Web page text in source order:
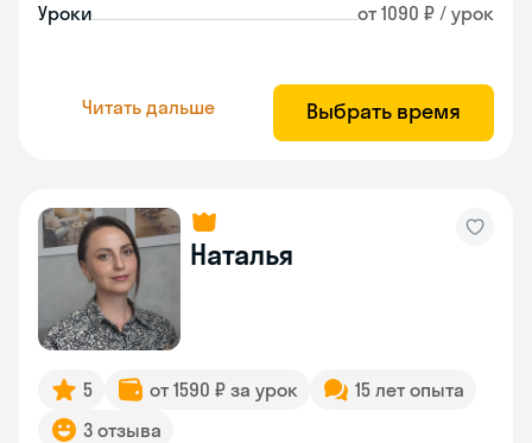
Уроки от 1090 ₽ / урок
Читать дальше Выбрать время
Наталья
5 от 1590 ₽ за урок
15 лет опыта
3 отзыва